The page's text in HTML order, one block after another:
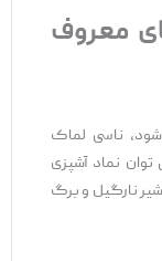
معروف
ناسی لماک
نماد آشپزی
نارگیل و برگ